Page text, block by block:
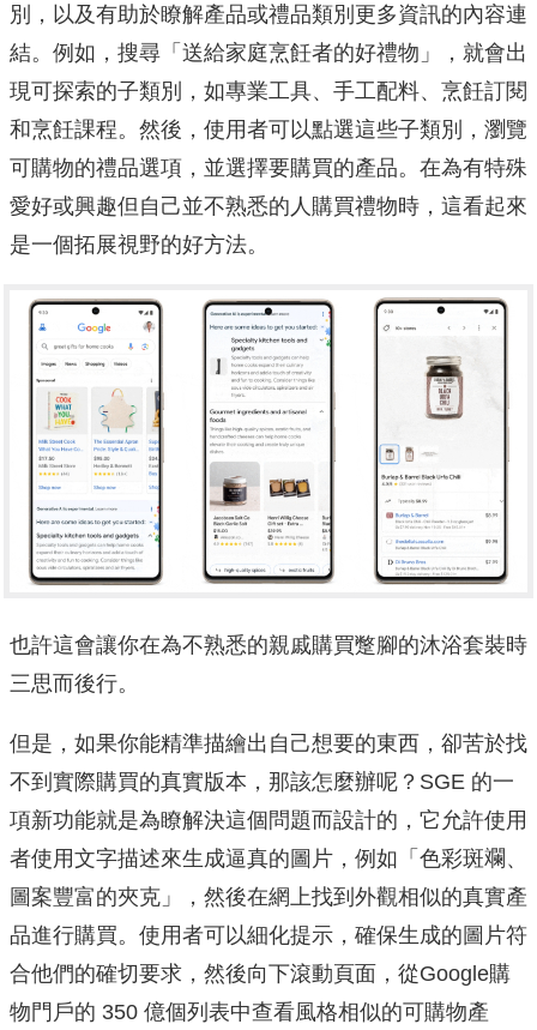
別，以及有助於瞭解產品或禮品類別更多資訊的內容連
結。例如，搜尋「送給家庭烹飪者的好禮物」，就會出
現可探索的子類別，如專業工具、手工配料、烹飪訂閱
和烹飪課程。然後，使用者可以點選這些子類別，瀏覽
可購物的禮品選項，並選擇要購買的產品。在為有特殊
愛好或興趣但自己並不熟悉的人購買禮物時，這看起來
是一個拓展視野的好方法。
也許這會讓你在為不熟悉的親戚購買蹩腳的沐浴套裝時
三思而後行。
但是，如果你能精準描繪出自己想要的東西，卻苦於找
不到實際購買的真實版本，那該怎麼辦呢？SGE 的一
項新功能就是為瞭解決這個問題而設計的，它允許使用
者使用文字描述來生成逼真的圖片，例如「色彩斑斕、
圖案豐富的夾克」，然後在網上找到外觀相似的真實產
品進行購買。使用者可以細化提示，確保生成的圖片符
合他們的確切要求，然後向下滾動頁面，從Google購
物門戶的 350 億個列表中查看風格相似的可購物產